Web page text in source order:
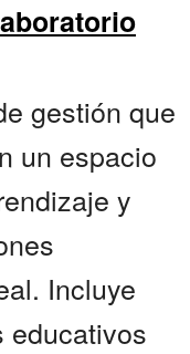
gestión que
un espacio
y
Incluye
educativos